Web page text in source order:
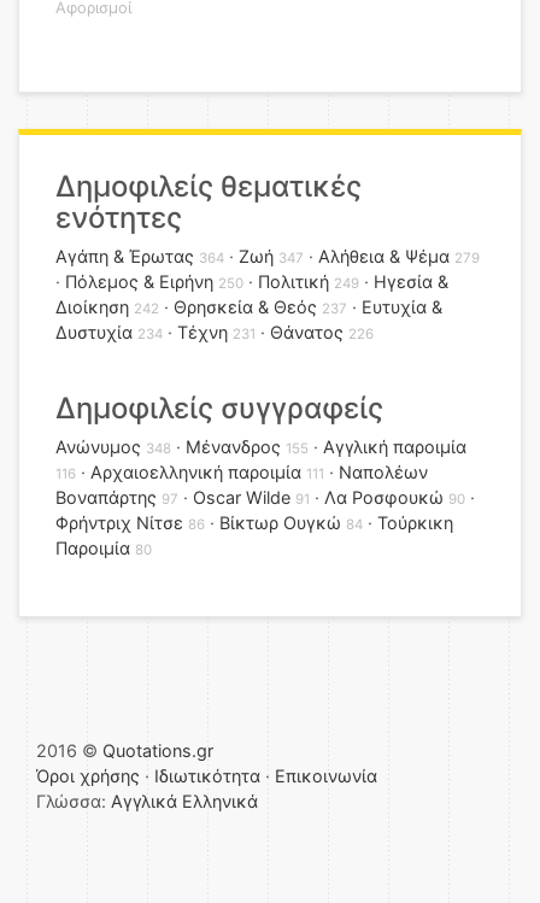
Αφορισμοί
Δημοφιλείς θεματικές
ενότητες
Αγάπη & Έρωτας 364 Ζωή 347 Αλήθεια & Ψέμα 279
Πόλεμος & Ειρήνη 250 Πολιτική 249
Ηγεσία &
Διοίκηση 242 Θρησκεία & Θεός 237
Ευτυχία &
Δυστυχία 234 Τέχνη 231 Θάνατος 226
Δημοφιλείς συγγραφείς
Ανώνυμος 348 Μένανδρος 155 Αγγλική παροιμία
116 Αρχαιοελληνική παροιμία 111
Ναπολέων
Βοναπάρτης 97 Oscar Wilde 91 Λα Ροσφουκώ 90
Φρήντριχ Νίτσε 86 Βίκτωρ Ουγκώ 84
Τούρκικη
Παροιμία 80
2016 © Quotations.gr
Όροι χρήσης · Ιδιωτικότητα · Επικοινωνία
Γλώσσα: Αγγλικά Ελληνικά